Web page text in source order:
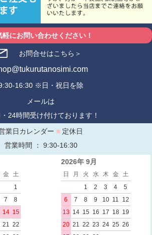
軽にお問い合わせください！
お問合せはこちら＞
16:30 ※日・祝日を除
メールは
24時間受け付けております！
業日カレンダー ■ 定休日
営業時間 ： 9:30-16:30
金
土
1
7
8
14 15
21 22
2026年 9月
日 月 火 水 木 金
土
1
2 3 4
5
6
7 8 9 10 11
12
13 14 15 16 17 18 19
20 21 22 23 24 25 26